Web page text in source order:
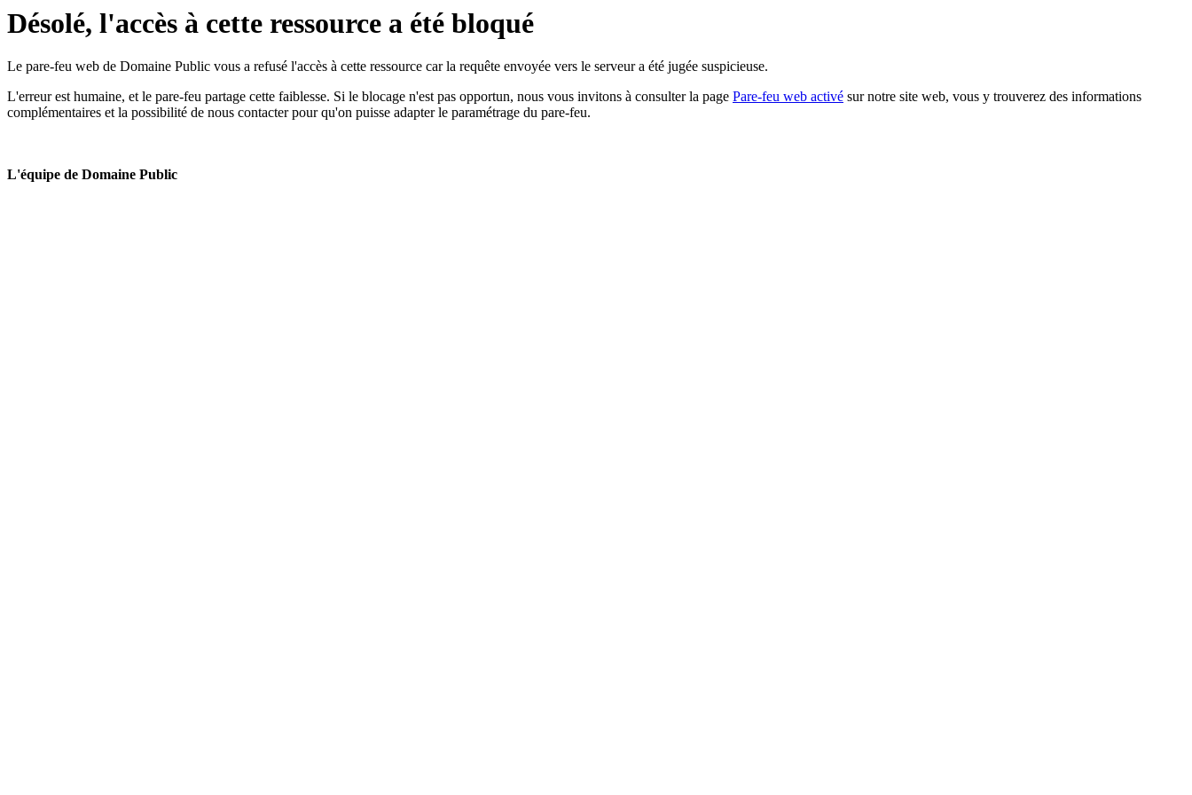
Désolé, l'accès à cette ressource a été bloqué
Le pare-feu web de Domaine Public vous a refusé l'accès à cette ressource car la requête envoyée vers le serveur a été jugée suspicieuse.
L'erreur est humaine, et le pare-feu partage cette faiblesse. Si le blocage n'est pas opportun, nous vous invitons à consulter la page Pare-feu web activé sur notre site web, vous y trouverez des informations
complémentaires et la possibilité de nous contacter pour qu'on puisse adapter le paramétrage du pare-feu.
L'équipe de Domaine Public